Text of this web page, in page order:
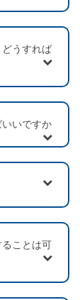
うすれば
いですか
ことは可